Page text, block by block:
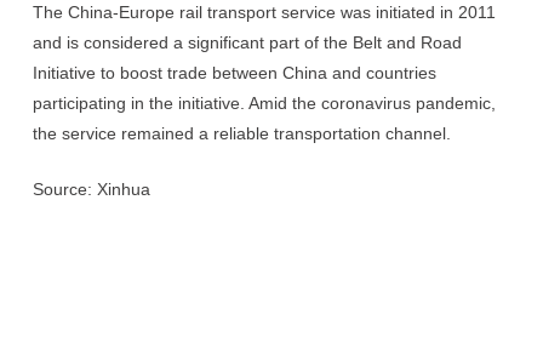
The China-Europe rail transport service was initiated in 2011
and is considered a significant part of the Belt and Road
Initiative to boost trade between China and countries
participating in the initiative. Amid the coronavirus pandemic,
the service remained a reliable transportation channel.
Source: Xinhua